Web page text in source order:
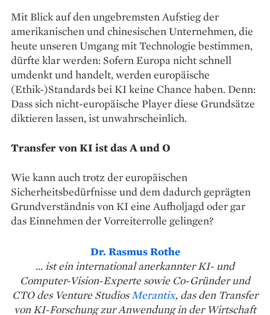
Mit Blick auf den ungebremsten Aufstieg der
amerikanischen und chinesischen Unternehmen, die
heute unseren Umgang mit Technologie bestimmen,
dürfte klar werden: Sofern Europa nicht schnell
umdenkt und handelt, werden europäische
(Ethik-)Standards bei KI keine Chance haben. Denn:
Dass sich nicht-europäische Player diese Grundsätze
diktieren lassen, ist unwahrscheinlich.
Transfer von KI ist das A und O
Wie kann auch trotz der europäischen
Sicherheitsbedürfnisse und dem dadurch geprägten
Grundverständnis von KI eine Aufholjagd oder gar
das Einnehmen der Vorreiterrolle gelingen?
Dr. Rasmus Rothe
... ist ein international anerkannter KI- und
Computer-Vision-Experte sowie Co-Gründer und
CTO des Venture StudiosMerantix, das den Transfer
von KI-Forschung zur Anwendung in der Wirtschaft